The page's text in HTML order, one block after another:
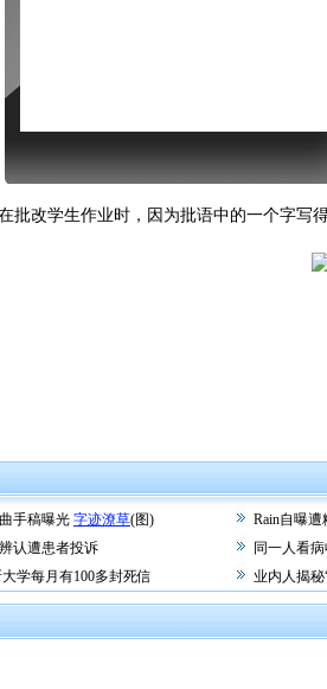
改学生作业时，因为批语中的一个字写
手稿曝光 字迹潦草(图)
Rain自曝
认遭患者投诉
同一人看
学每月有100多封死信 业内人揭秘